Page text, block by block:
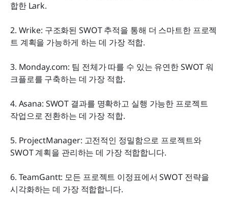
합한 Lark.
2. Wrike: 구조화된 SWOT 추적을 통해 더 스마트한 프로젝
트 계획을 가능하게 하는 데 가장 적합.
3. Monday.com: 팀 전체가 따를 수 있는 유연한 SWOT 워
크플로를 구축하는 데 가장 적합.
4. Asana: SWOT 결과를 명확하고 실행 가능한 프로젝트
작업으로 전환하는 데 가장 적합.
5. ProjectManager: 고전적인 정밀함으로 프로젝트와
SWOT 계획을 관리하는 데 가장 적합합니다.
6. TeamGantt: 모든 프로젝트 이정표에서 SWOT 전략을
시각화하는 데 가장 적합합니다.